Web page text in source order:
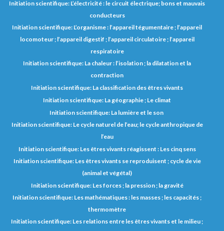
Initiation scientifique: L’électricité : le circuit électrique; bons et mauvais
conducteurs
Initiation scientifique: L’organisme : l’appareil tégumentaire ; l’appareil
locomoteur ; l’appareil digestif ; l’appareil circulatoire ; l’appareil
respiratoire
Initiation scientifique: La chaleur : l’isolation ; la dilatation et la
contraction
Initiation scientifique: La classification des êtres vivants
Initiation scientifique: La géographie ; Le climat
Initiation scientifique: La lumière et le son
Initiation scientifique: Le cycle naturel de l’eau; le cycle anthropique de
l’eau
Initiation scientifique: Les êtres vivants réagissent : Les cinq sens
Initiation scientifique: Les êtres vivants se reproduisent ; cycle de vie
(animal et végétal)
Initiation scientifique: Les forces ; la pression ; la gravité
Initiation scientifique: Les mathématiques : les masses ; les capacités ;
thermomètre
Initiation scientifique: Les relations entre les êtres vivants et le milieu ;